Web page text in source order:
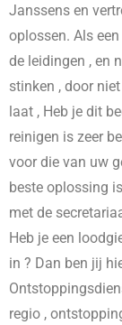
Janssens en
oplossen. Als
de leidingen , en
stinken , door
laat , Heb je dit
reinigen is zeer
voor die van uw
beste oplossing
met de
Heb je een
in ? Dan ben jij
regio ,